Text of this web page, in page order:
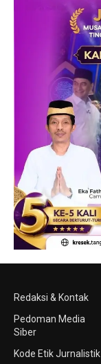
Redaksi & Kontak
Pedoman Media
Siber
Kode Etik Jurnalistik